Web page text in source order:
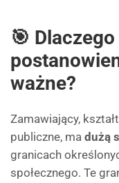
🎯
ważne?
Zamawiający,
publiczne, ma dużą
granicach
społecznego. Te